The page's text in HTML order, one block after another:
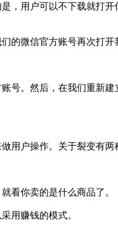
，用户可以不下载就打
的微信官方账号再次打开
号。然后，在我们重新
用户操作。关于裂变有两
看你卖的是什么商品了。
用赚钱的模式。